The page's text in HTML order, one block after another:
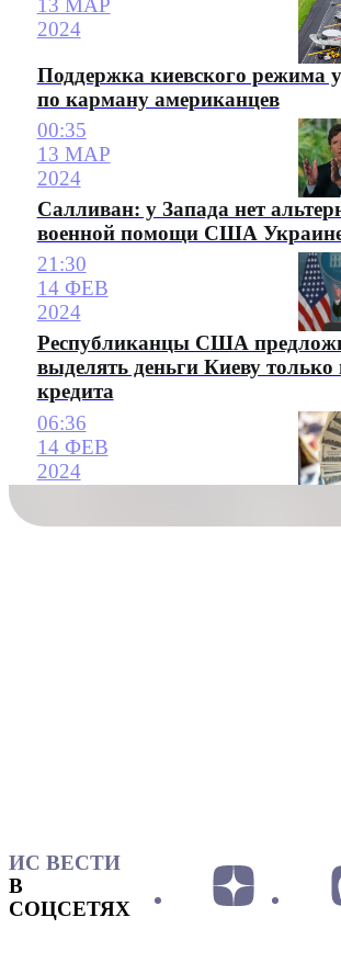
13 МАР
2024
Поддержка киевского режима
по карману американцев
00:35
13 МАР
2024
Салливан: у Запада нет
военной помощи США
21:30
14 ФЕВ
2024
Республиканцы США
выделять деньги Киеву только
кредита
06:36
14 ФЕВ
2024
ИС ВЕСТИ
В
СОЦСЕТЯХ